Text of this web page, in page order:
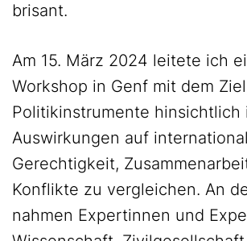
brisant.
Am 15. März 2024 leitete ich
Workshop in Genf mit dem
Politikinstrumente hinsichtlich
Auswirkungen auf
Gerechtigkeit,
Konflikte zu vergleichen. An
nahmen Expertinnen und